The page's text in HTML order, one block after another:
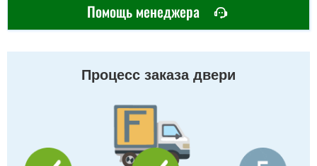
Помощь менеджера
Процесс заказа двери